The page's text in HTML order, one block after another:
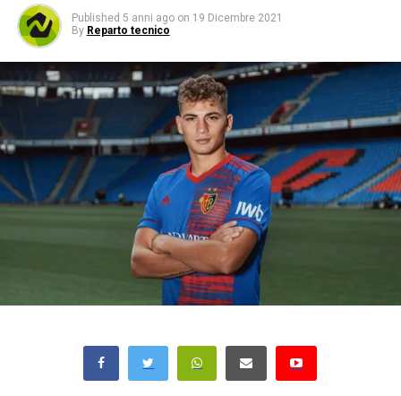
Published 5 anni ago on 19 Dicembre 2021
By Reparto tecnico